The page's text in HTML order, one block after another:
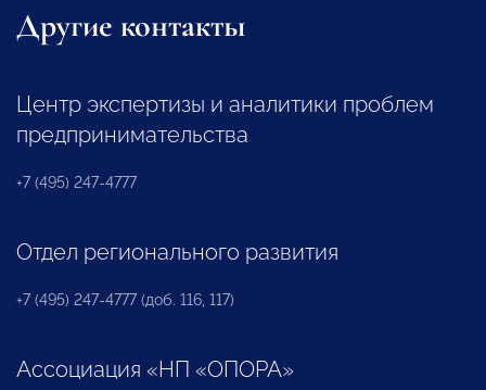
Другие контакты
Центр экспертизы и аналитики проблем
предпринимательства
+7 (495) 247-4777
Отдел регионального развития
+7 (495) 247-4777 (доб. 116, 117)
Ассоциация «НП «ОПОРА»